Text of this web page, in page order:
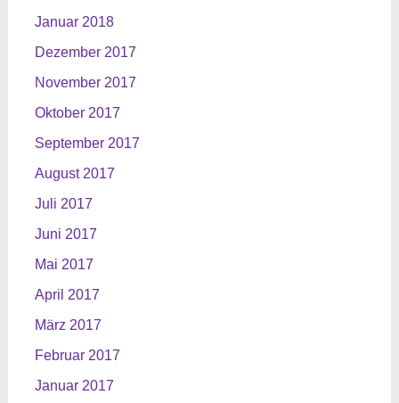
Januar 2018
Dezember 2017
November 2017
Oktober 2017
September 2017
August 2017
Juli 2017
Juni 2017
Mai 2017
April 2017
März 2017
Februar 2017
Januar 2017